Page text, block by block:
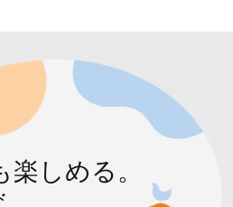
しめる。